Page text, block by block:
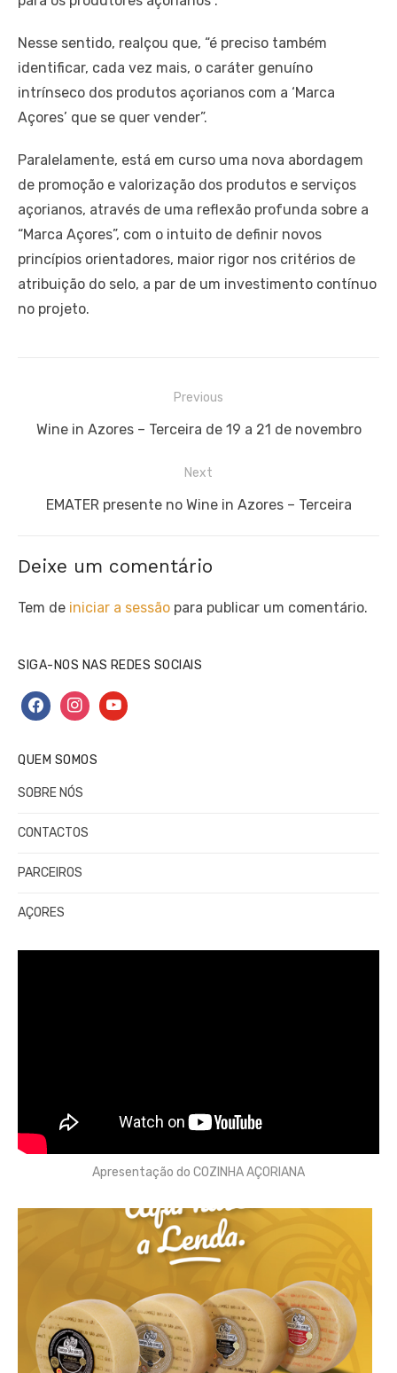
Nesse sentido, realçou que, “é preciso também
identificar, cada vez mais, o caráter genuíno
intrínseco dos produtos açorianos com a ‘Marca
Açores’ que se quer vender”.
Paralelamente, está em curso uma nova abordagem
de promoção e valorização dos produtos e serviços
açorianos, através de uma reflexão profunda sobre a
“Marca Açores”, com o intuito de definir novos
princípios orientadores, maior rigor nos critérios de
atribuição do selo, a par de um investimento contínuo
no projeto.
de
Previous
Previous
Wine in Azores – Terceira de 19 a 21 de novembro
Next
Next
EMATER presente no Wine in Azores – Terceira
Deixe um comentário
Tem de iniciar a sessão para publicar um comentário.
SIGA-NOS NAS REDES SOCIAIS
facebookinstagramyoutube
QUEM SOMOS
SOBRE NÓS
CONTACTOS
PARCEIROS
AÇORES
Apresentação do COZINHA AÇORIANA